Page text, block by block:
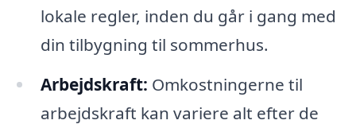
lokale regler, inden du går i gang med
din tilbygning til sommerhus.
Arbejdskraft: Omkostningerne til
arbejdskraft kan variere alt efter de